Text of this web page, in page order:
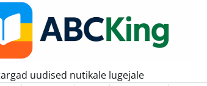
uudised nutikale lugejale